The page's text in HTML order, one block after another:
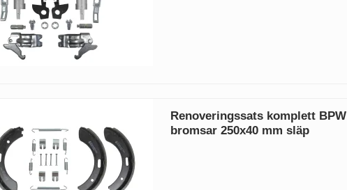
Renoveringssats komplett BPW
bromsar 250x40 mm släp